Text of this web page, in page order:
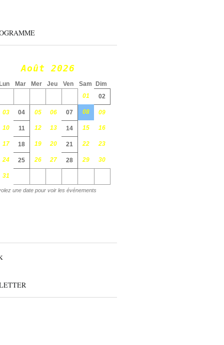
Août 2026
Mar Mer Jeu Ven Sam
Dim
01
02
03 04 05 06 07 08 09
10 11 12 13 14 15 16
17 18 19 20 21 22 23
24 25 26 27 28 29 30
31
une date pour voir les événements